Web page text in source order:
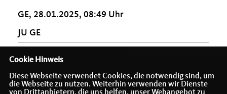
GE, 28.01.2025, 08:49 Uhr
JU GE
Cookie Hinweis
Diese Webseite verwendet Cookies, die notwendig sind, um
die Webseite zu nutzen. Weiterhin verwenden wir Dienste